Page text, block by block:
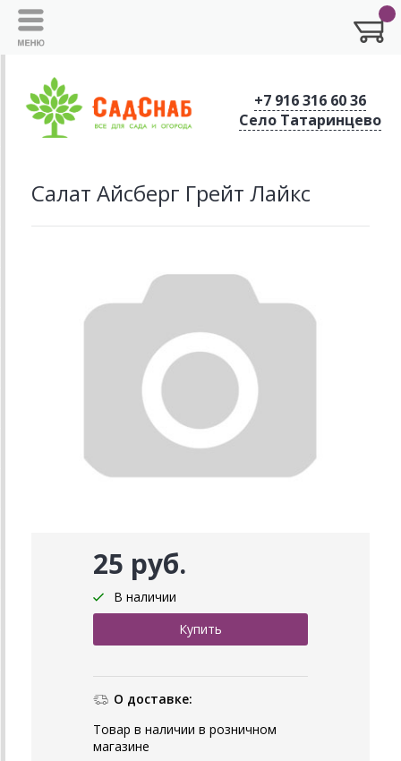
+7 916 316 60 36
Село Татаринцево
Салат Айсберг Грейт Лайкс
25 руб.
В наличии
О доставке:
Товар в наличии в розничном
магазине